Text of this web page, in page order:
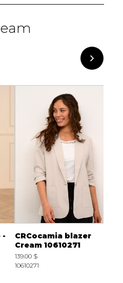
-
CRCocamia blazer
Cream 10610271
139.00 $
10610271